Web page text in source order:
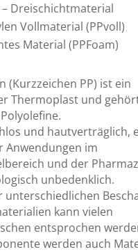
– Dreischichtmaterial
Vollmaterial (PPvoll)
Material (PPFoam)
(Kurzzeichen PP) ist ein
Thermoplast und
und hautverträglich,
Anwendungen im
und der
unbedenklich.
unterschiedlichen
kann vielen
entsprochen
werden auch